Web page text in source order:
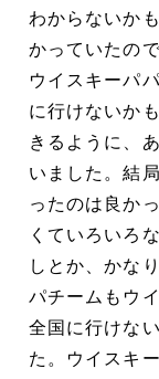
わからないか
かっていたの
ウイスキーパ
に行けないか
きるように、
いました。結
ったのは良か
くていろいろ
しとか、かな
パチームもウ
全国に行けな
た。ウイスキ